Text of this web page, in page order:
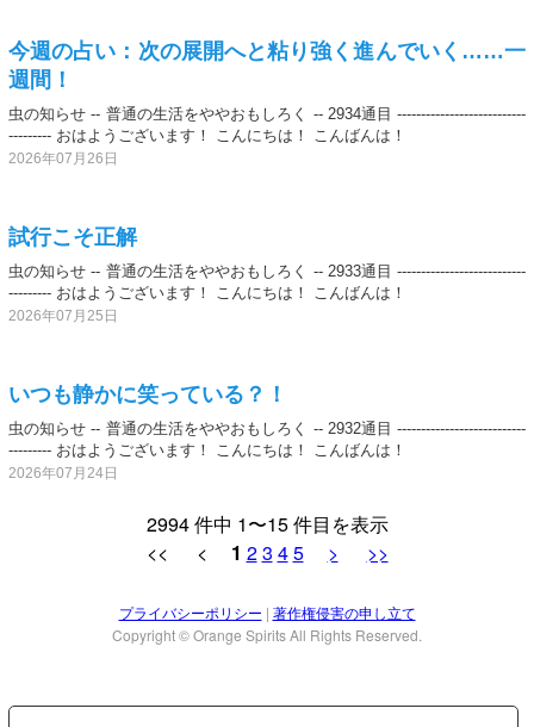
今週の占い：次の展開へと粘り強く進んでいく……一
週間！
虫の知らせ -- 普通の生活をややおもしろく -- 2934通目 ---------------------------
--------- おはようございます！ こんにちは！ こんばんは！
2026年07月26日
試行こそ正解
虫の知らせ -- 普通の生活をややおもしろく -- 2933通目 ---------------------------
--------- おはようございます！ こんにちは！ こんばんは！
2026年07月25日
いつも静かに笑っている？！
虫の知らせ -- 普通の生活をややおもしろく -- 2932通目 ---------------------------
--------- おはようございます！ こんにちは！ こんばんは！
2026年07月24日
2994 件中 1〜15 件目を表示
<< < 1 23 45 > >>
プライバシーポリシー | 著作権侵害の申し立て
Copyright © Orange Spirits All Rights Reserved.